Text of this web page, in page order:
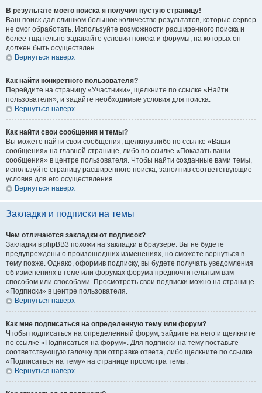
В результате моего поиска я получил пустую страницу!
Ваш поиск дал слишком большое количество результатов, которые сервер
не смог обработать. Используйте возможности расширенного поиска и
более тщательно задавайте условия поиска и форумы, на которых он
должен быть осуществлен.
Вернуться наверх
Как найти конкретного пользователя?
Перейдите на страницу «Участники», щелкните по ссылке «Найти
пользователя», и задайте необходимые условия для поиска.
Вернуться наверх
Как найти свои сообщения и темы?
Вы можете найти свои сообщения, щелкнув либо по ссылке «Ваши
сообщения» на главной странице, либо по ссылке «Показать ваши
сообщения» в центре пользователя. Чтобы найти созданные вами темы,
используйте страницу расширенного поиска, заполнив соответствующие
условия для его осуществления.
Вернуться наверх
Закладки и подписки на темы
Чем отличаются закладки от подписок?
Закладки в phpBB3 похожи на закладки в браузере. Вы не будете
предупреждены о произошедших изменениях, но сможете вернуться в
тему позже. Однако, оформив подписку, вы будете получать уведомления
об изменениях в теме или форумах форума предпочтительным вам
способом или способами. Просмотреть свои подписки можно на странице
«Подписки» в центре пользователя.
Вернуться наверх
Как мне подписаться на определенную тему или форум?
Чтобы подписаться на определенный форум, зайдите на него и щелкните
по ссылке «Подписаться на форум». Для подписки на тему поставьте
соответствующую галочку при отправке ответа, либо щелкните по ссылке
«Подписаться на тему» на странице просмотра темы.
Вернуться наверх